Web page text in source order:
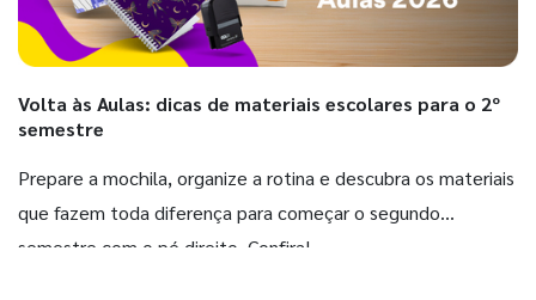
Volta às Aulas: dicas de materiais escolares para o 2º
semestre
Prepare a mochila, organize a rotina e descubra os materiais
que fazem toda diferença para começar o segundo
semestre com o pé direito. Confira!